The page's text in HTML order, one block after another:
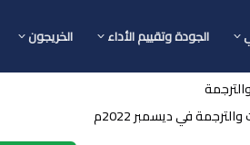
الجودة وتقييم الأداء الخريجون
في ديسمبر 2022م